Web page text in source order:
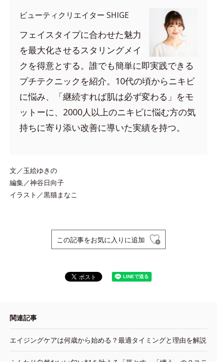
ビューティクリエイター SHIGE
フェイスタイプに合わせた魅力
を最大化させるスタリングメイ
クを得意とする。誰でも簡単に即実践できる
プチテクニックを紹介。10代の頃からニキビ
に悩み、「継続すれば肌は必ず変わる」をモ
ットーに、2000人以上のニキビに悩む方の気
持ちに寄り添い改善に導いた実績を持つ。
文／玉絵ゆきの
編集／神谷日向子
イラスト／黒猫まなこ
この記事をお気に入りに追加
関連記事
エイジングケアは何歳から始める？最適タイミングと理由を解説